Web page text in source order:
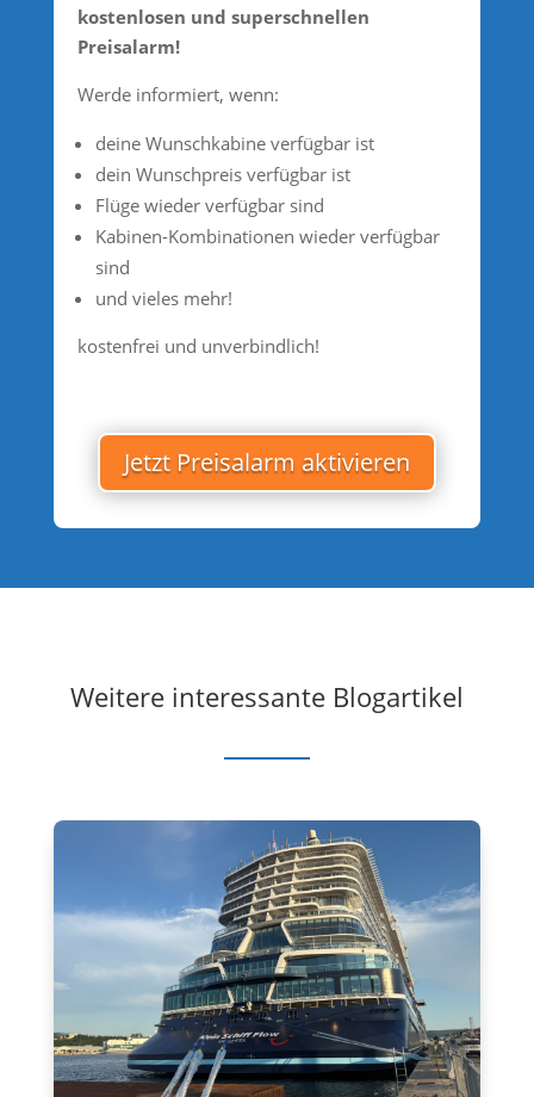
kostenlosen und superschnellen
Preisalarm!
Werde informiert, wenn:
deine Wunschkabine verfügbar ist
dein Wunschpreis verfügbar ist
Flüge wieder verfügbar sind
Kabinen-Kombinationen wieder verfügbar
sind
und vieles mehr!
kostenfrei und unverbindlich!
Jetzt Preisalarm aktivieren
Weitere interessante Blogartikel